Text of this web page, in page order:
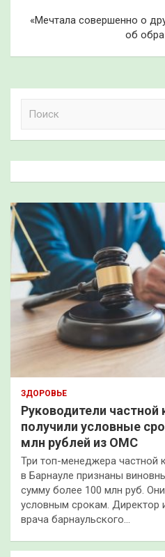
записям
«Мечтала совершенно о
об
к
ЗДОРОВЬЕ
Руководители частной
получили условные
млн рублей из ОМС
Три топ-менеджера частной
в Барнауле признаны
сумму более 100 млн руб.
условным срокам. Директор
врача барнаульского…